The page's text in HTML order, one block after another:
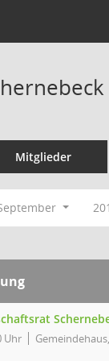
Mitglieder
Uhr